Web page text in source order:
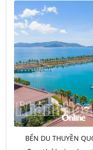
BẾN DU THUYỀN